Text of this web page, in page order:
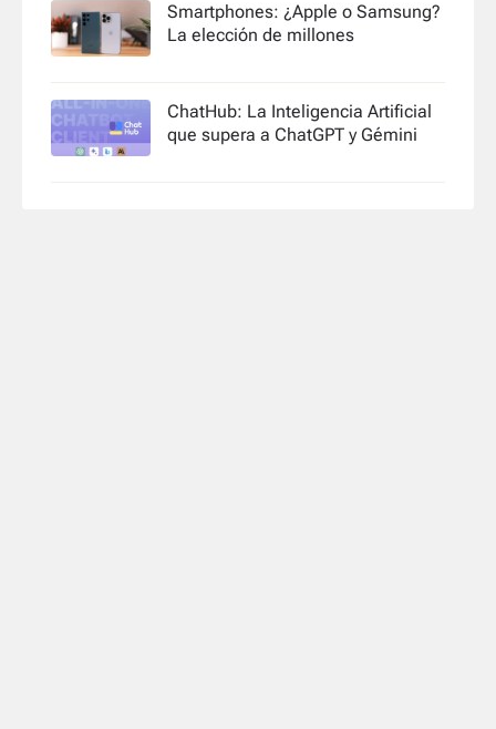
Smartphones: ¿Apple o Samsung?
La elección de millones
ChatHub: La Inteligencia Artificial
que supera a ChatGPT y Gémini